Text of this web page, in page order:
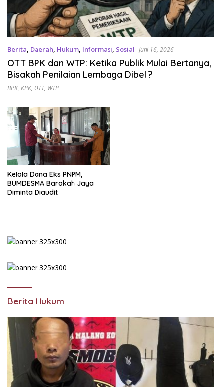
Berita, Daerah, Hukum, Informasi, Sosial Juni 16, 2026
OTT BPK dan WTP: Ketika Publik Mulai Bertanya,
Bisakah Penilaian Lembaga Dibeli?
BPK, KPK, OTT, WTP
Kelola Dana Eks PNPM,
BUMDESMA Barokah Jaya
Diminta Diaudit
Berita Hukum